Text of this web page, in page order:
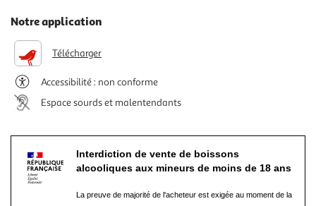
Notre application
Télécharger
Accessibilité : non conforme
Espace sourds et malentendants
Interdiction de vente de boissons
alcooliques aux mineurs de moins de 18 ans
La preuve de majorité de l'acheteur est exigée au moment de la